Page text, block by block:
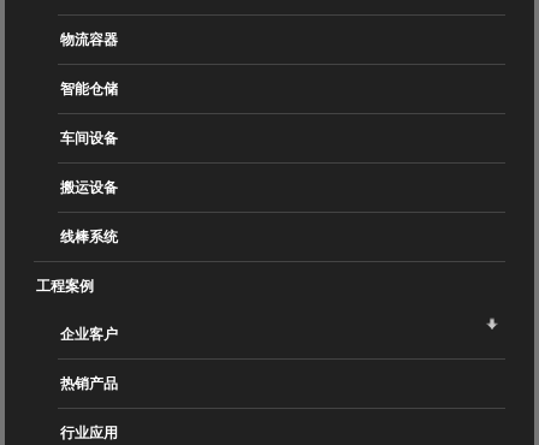
物流容器
智能仓储
车间设备
搬运设备
线棒系统
工程案例
企业客户
热销产品
行业应用